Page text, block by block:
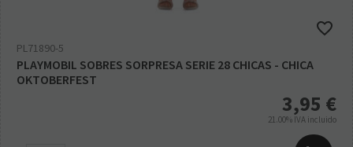
PL71890-5
PLAYMOBIL SOBRES SORPRESA SERIE 28 CHICAS - CHICA
OKTOBERFEST
3,95 €
21.00% IVA incluido